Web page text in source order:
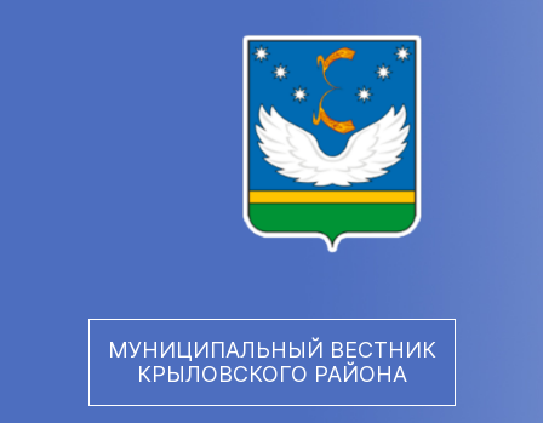
МУНИЦИПАЛЬНЫЙ ВЕСТНИК
КРЫЛОВСКОГО РАЙОНА